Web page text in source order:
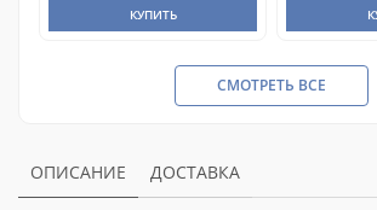
КУПИТЬ
СМОТРЕТЬ ВСЕ
ОПИСАНИЕ ДОСТАВКА